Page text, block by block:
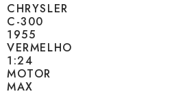
CHRYSLER
C-300
1955
VERMELHO
1:24
MOTOR
MAX